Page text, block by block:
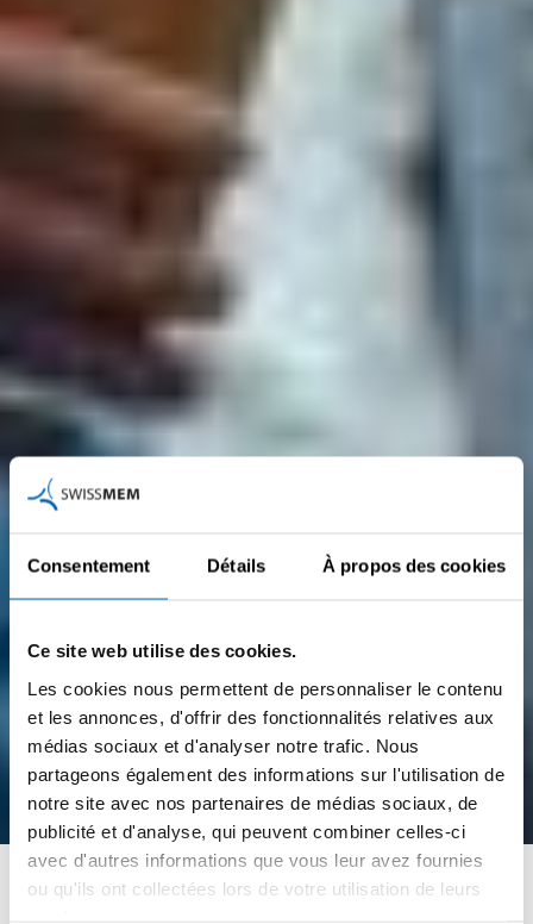
Consentement Détails À propos des cookies
Ce site web utilise des cookies.
Les cookies nous permettent de personnaliser le contenu
et les annonces, d'offrir des fonctionnalités relatives aux
médias sociaux et d'analyser notre trafic. Nous
partageons également des informations sur l'utilisation de
notre site avec nos partenaires de médias sociaux, de
publicité et d'analyse, qui peuvent combiner celles-ci
avec d'autres informations que vous leur avez fournies
ou qu'ils ont collectées lors de votre utilisation de leurs
movMEM
international